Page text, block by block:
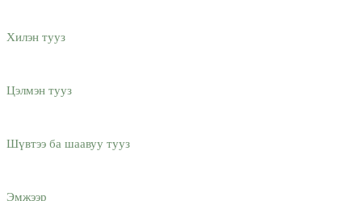
Хилэн тууз
Цэлмэн тууз
Шүвтээ ба шаавуу тууз
Эмжээр